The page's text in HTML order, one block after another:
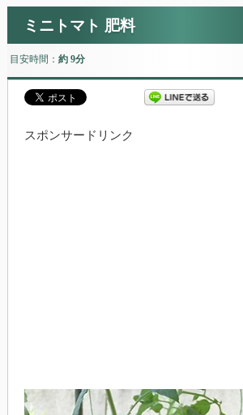
ミニトマト 肥料
目安時間： 約 9分
スポンサードリンク